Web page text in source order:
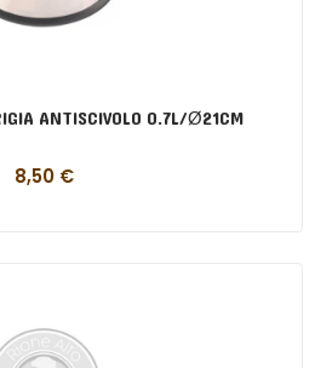
ANTISCIVOLO 0.7L/Ø21CM
8,50 €